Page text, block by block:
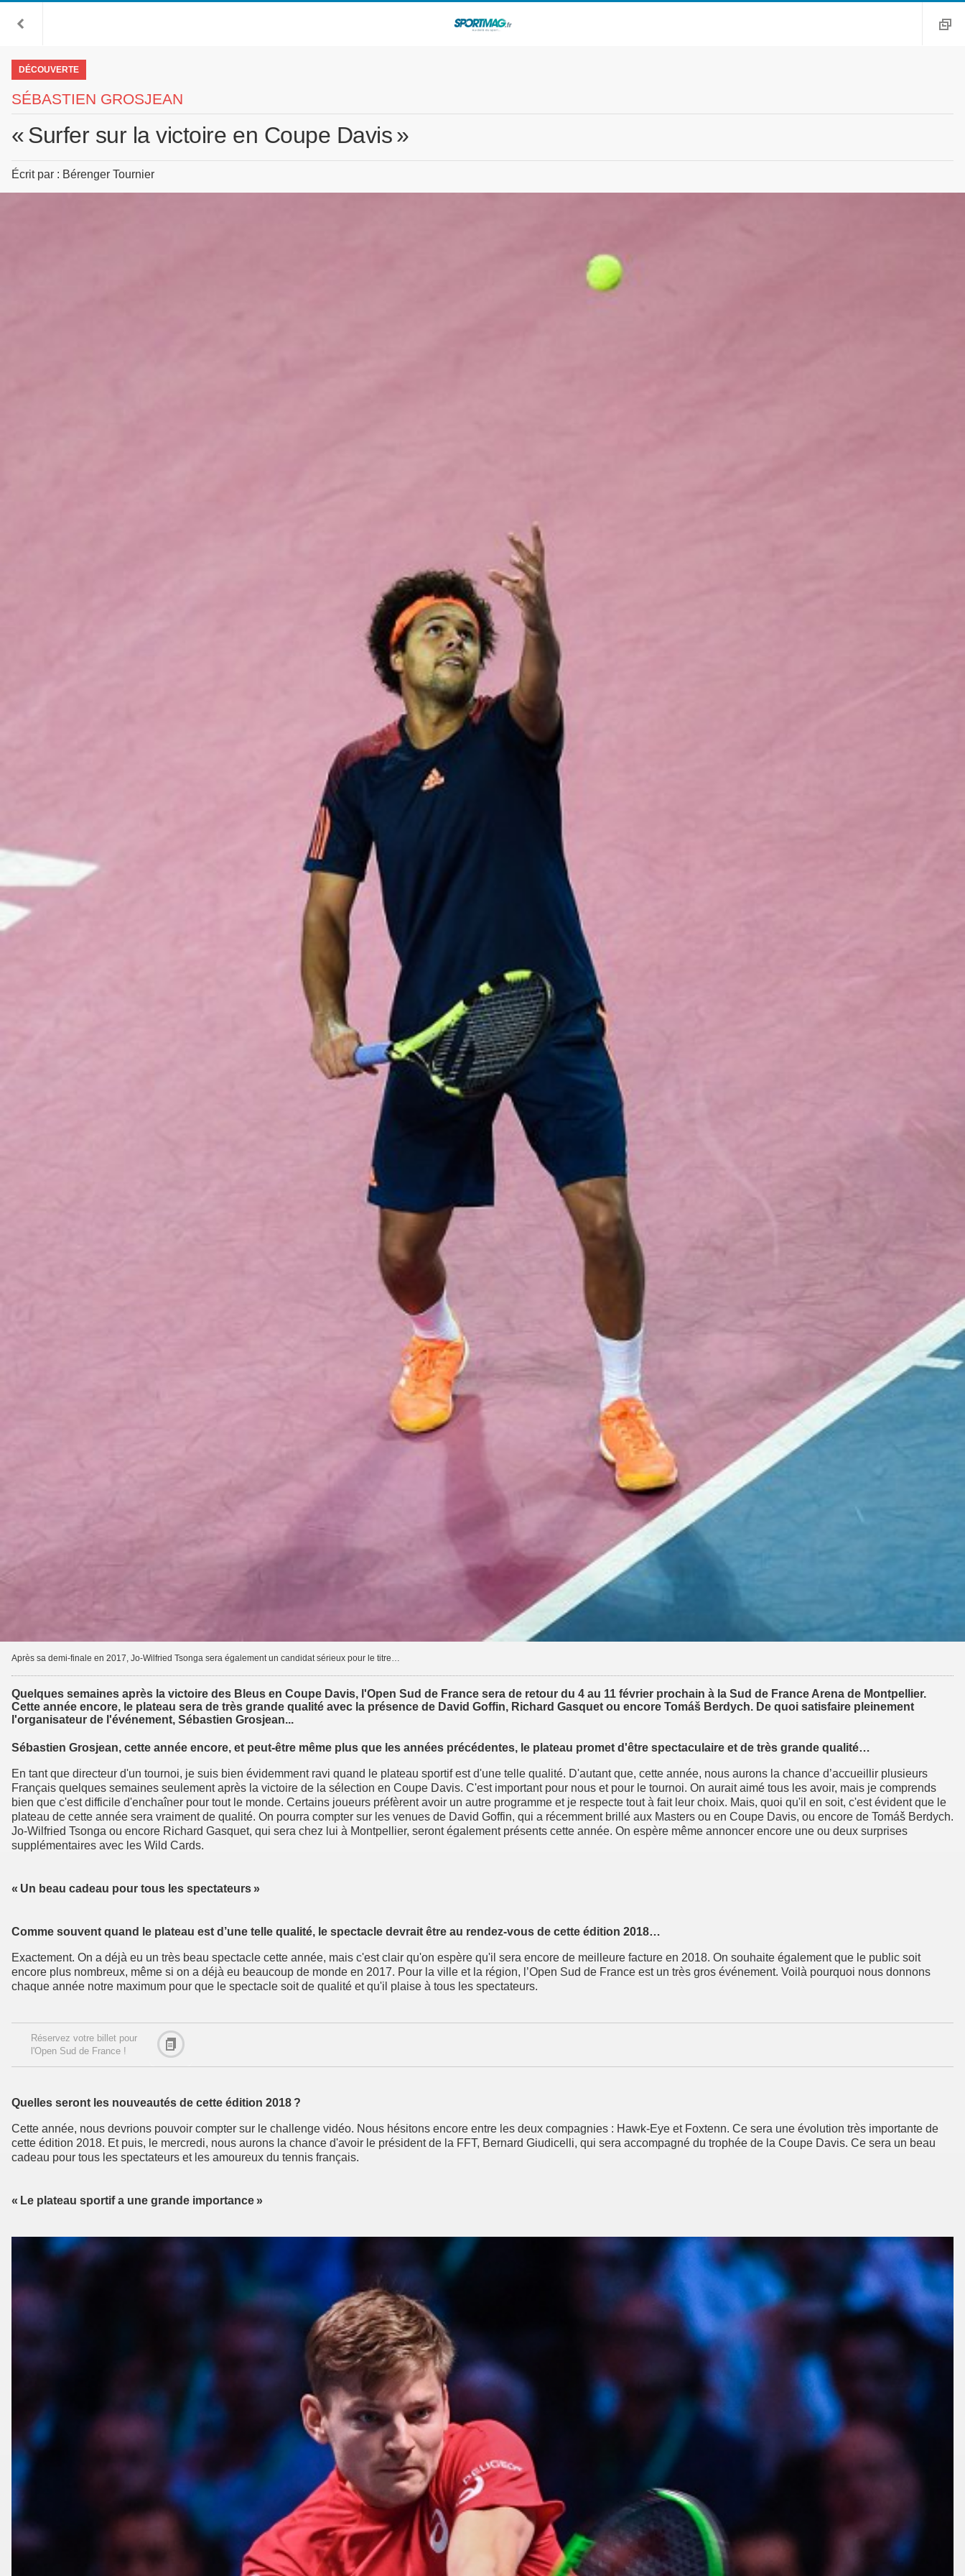
DÉCOUVERTE
SÉBASTIEN GROSJEAN
« Surfer sur la victoire en Coupe Davis »
Écrit par : Bérenger Tournier
Après sa demi-finale en 2017, Jo-Wilfried Tsonga sera également un candidat sérieux pour le titre…
Quelques semaines après la victoire des Bleus en Coupe Davis, l'Open Sud de France sera de retour du 4 au 11 février prochain à la Sud de France Arena de Montpellier.
Cette année encore, le plateau sera de très grande qualité avec la présence de David Goffin, Richard Gasquet ou encore Tomáš Berdych. De quoi satisfaire pleinement
l'organisateur de l'événement, Sébastien Grosjean...
Sébastien Grosjean, cette année encore, et peut-être même plus que les années précédentes, le plateau promet d'être spectaculaire et de très grande qualité…
En tant que directeur d'un tournoi, je suis bien évidemment ravi quand le plateau sportif est d'une telle qualité. D'autant que, cette année, nous aurons la chance d’accueillir plusieurs
Français quelques semaines seulement après la victoire de la sélection en Coupe Davis. C'est important pour nous et pour le tournoi. On aurait aimé tous les avoir, mais je comprends
bien que c'est difficile d'enchaîner pour tout le monde. Certains joueurs préfèrent avoir un autre programme et je respecte tout à fait leur choix. Mais, quoi qu'il en soit, c'est évident que le
plateau de cette année sera vraiment de qualité. On pourra compter sur les venues de David Goffin, qui a récemment brillé aux Masters ou en Coupe Davis, ou encore de Tomáš Berdych.
Jo-Wilfried Tsonga ou encore Richard Gasquet, qui sera chez lui à Montpellier, seront également présents cette année. On espère même annoncer encore une ou deux surprises
supplémentaires avec les Wild Cards.
« Un beau cadeau pour tous les spectateurs »
Comme souvent quand le plateau est d’une telle qualité, le spectacle devrait être au rendez-vous de cette édition 2018…
Exactement. On a déjà eu un très beau spectacle cette année, mais c'est clair qu'on espère qu'il sera encore de meilleure facture en 2018. On souhaite également que le public soit
encore plus nombreux, même si on a déjà eu beaucoup de monde en 2017. Pour la ville et la région, l’Open Sud de France est un très gros événement. Voilà pourquoi nous donnons
chaque année notre maximum pour que le spectacle soit de qualité et qu'il plaise à tous les spectateurs.
Réservez votre billet pour
l'Open Sud de France !
Quelles seront les nouveautés de cette édition 2018 ?
Cette année, nous devrions pouvoir compter sur le challenge vidéo. Nous hésitons encore entre les deux compagnies : Hawk-Eye et Foxtenn. Ce sera une évolution très importante de
cette édition 2018. Et puis, le mercredi, nous aurons la chance d'avoir le président de la FFT, Bernard Giudicelli, qui sera accompagné du trophée de la Coupe Davis. Ce sera un beau
cadeau pour tous les spectateurs et les amoureux du tennis français.
« Le plateau sportif a une grande importance »